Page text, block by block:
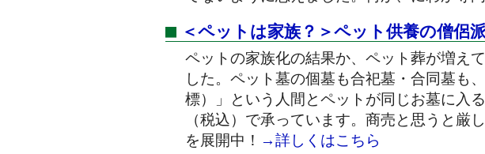
＜ペットは家族？＞ペット供養の僧侶
ペットの家族化の結果か、ペット葬が増え
した。ペット墓の個墓も合祀墓・合同墓も
標）」という人間とペットが同じお墓に入
（税込）で承っています。商売と思うと厳
を展開中！ →詳しくはこちら